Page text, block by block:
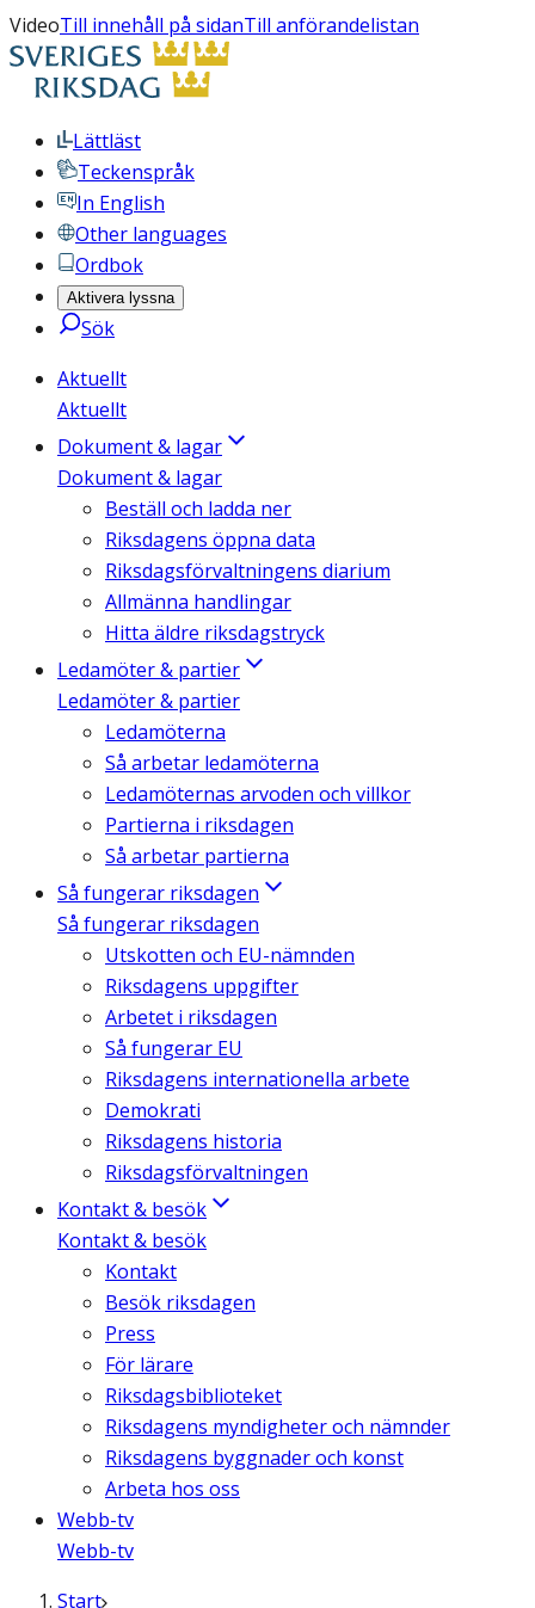
VideoTill innehåll på sidanTill anförandelistan
Lättläst
Teckenspråk
In English
Other languages
Ordbok
Aktivera lyssna
Sök
Aktuellt
Aktuellt
Dokument & lagar
Dokument & lagar
Beställ och ladda ner
Riksdagens öppna data
Riksdagsförvaltningens diarium
Allmänna handlingar
Hitta äldre riksdagstryck
Ledamöter & partier
Ledamöter & partier
Ledamöterna
Så arbetar ledamöterna
Ledamöternas arvoden och villkor
Partierna i riksdagen
Så arbetar partierna
Så fungerar riksdagen
Så fungerar riksdagen
Utskotten och EU-nämnden
Riksdagens uppgifter
Arbetet i riksdagen
Så fungerar EU
Riksdagens internationella arbete
Demokrati
Riksdagens historia
Riksdagsförvaltningen
Kontakt & besök
Kontakt & besök
Kontakt
Besök riksdagen
Press
För lärare
Riksdagsbiblioteket
Riksdagens myndigheter och nämnder
Riksdagens byggnader och konst
Arbeta hos oss
Webb-tv
Webb-tv
Start